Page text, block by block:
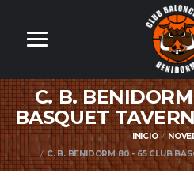
C. B.
BASQUET
INICIO
C. B. BENIDORM 80 - 65 CLUB